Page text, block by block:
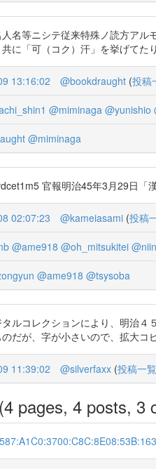
名等ニシテ従来特殊ノ読方ア
共に「可（コク）汗」を挙げて
13:16:02 @bookdraught (投稿
@miminaga @yunishio
@miminaga
官報明治45年3月29日「
02:07:23 @kameiasami (投稿
@ame918 @oh_mitsukitei
@ame918 @tsysoba
ルコレクションにより、明治
だが、字が小さいので、拡大コ
11:39:02 @silverfaxx (投稿一覧
(4 pages, 4 posts, 3